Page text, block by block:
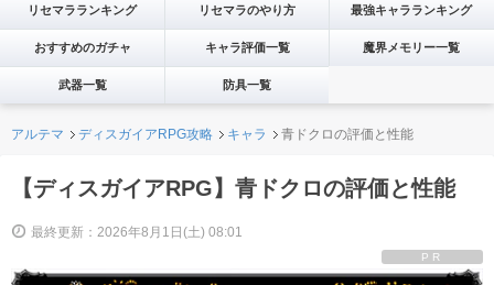
リセマラランキング リセマラのやり方 最強キャラランキング
おすすめのガチャ キャラ評価一覧 魔界メモリー一覧
武器一覧 防具一覧
アルテマ ディスガイアRPG攻略 キャラ 青ドクロの評価と性能
【ディスガイアRPG】青ドクロの評価と性能
最終更新：2026年8月1日(土) 08:01
PR